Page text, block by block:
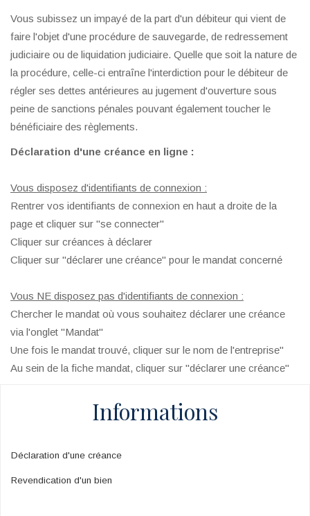
Vous subissez un impayé de la part d'un débiteur qui vient de
faire l'objet d'une procédure de sauvegarde, de redressement
judiciaire ou de liquidation judiciaire. Quelle que soit la nature de
la procédure, celle-ci entraîne l'interdiction pour le débiteur de
régler ses dettes antérieures au jugement d'ouverture sous
peine de sanctions pénales pouvant également toucher le
bénéficiaire des règlements.
Déclaration d'une créance en ligne :
Vous disposez d'identifiants de connexion :
Rentrer vos identifiants de connexion en haut a droite de la
page et cliquer sur "se connecter"
Cliquer sur créances à déclarer
Cliquer sur "déclarer une créance" pour le mandat concerné
Vous NE disposez pas d'identifiants de connexion :
Chercher le mandat où vous souhaitez déclarer une créance
via l'onglet "Mandat"
Une fois le mandat trouvé, cliquer sur le nom de l'entreprise"
Au sein de la fiche mandat, cliquer sur "déclarer une créance"
Informations
Déclaration d'une créance
Revendication d'un bien